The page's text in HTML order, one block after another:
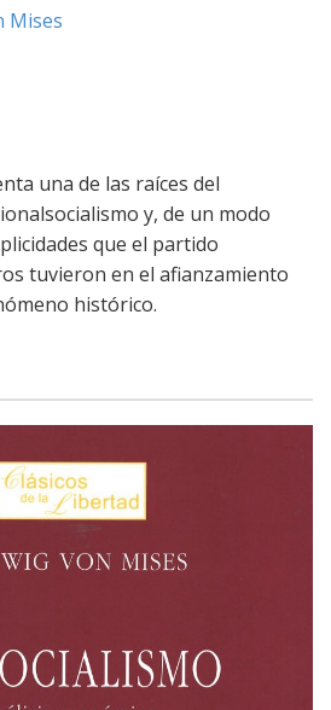
Mises
una de las raíces del
y, de un modo
que el partido
tuvieron en el afianzamiento
histórico.